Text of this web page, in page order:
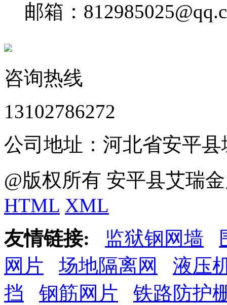
邮箱：
咨询热线
13102786272
公司地址：河北省安平
@版权所有 安平县艾瑞
HTML XML
友情链接:
监狱钢网墙
网片
场地隔离网
液压
挡
钢筋网片
铁路防护